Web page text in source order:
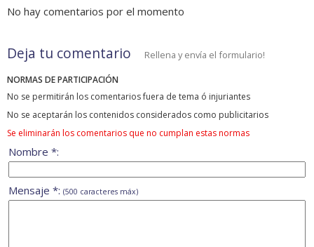
No hay comentarios por el momento
Deja tu comentario Rellena y envía el formulario!
NORMAS DE PARTICIPACIÓN
No se permitirán los comentarios fuera de tema ó injuriantes
No se aceptarán los contenidos considerados como publicitarios
Se eliminarán los comentarios que no cumplan estas normas
Nombre *:
Mensaje *: (500 caracteres máx)